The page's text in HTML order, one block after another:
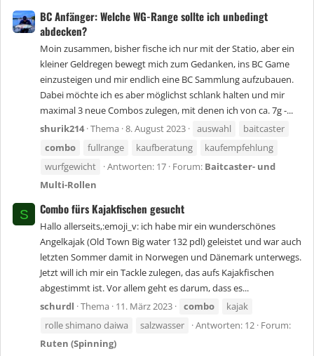
BC Anfänger: Welche WG-Range sollte ich unbedingt
abdecken?
Moin zusammen, bisher fische ich nur mit der Statio, aber ein
kleiner Geldregen bewegt mich zum Gedanken, ins BC Game
einzusteigen und mir endlich eine BC Sammlung aufzubauen.
Dabei möchte ich es aber möglichst schlank halten und mir
maximal 3 neue Combos zulegen, mit denen ich von ca. 7g -...
shurik214 Thema 8. August 2023 auswahl
baitcaster
combo
fullrange kaufberatung
kaufempfehlung
wurfgewicht
Antworten: 17 Forum: Baitcaster- und
Multi-Rollen
S Combo fürs Kajakfischen gesucht
Hallo allerseits,:emoji_v: ich habe mir ein wunderschönes
Angelkajak (Old Town Big water 132 pdl) geleistet und war auch
letzten Sommer damit in Norwegen und Dänemark unterwegs.
Jetzt will ich mir ein Tackle zulegen, das aufs Kajakfischen
abgestimmt ist. Vor allem geht es darum, dass es...
schurdl Thema 11. März 2023 combo
kajak
rolle shimano daiwa
salzwasser Antworten: 12 Forum:
Ruten (Spinning)